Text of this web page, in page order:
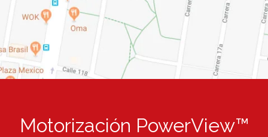
Motorización PowerView™